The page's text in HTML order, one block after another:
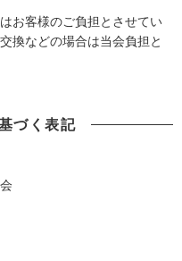
お客様のご負担とさせてい
換などの場合は当会負担と
づく表記